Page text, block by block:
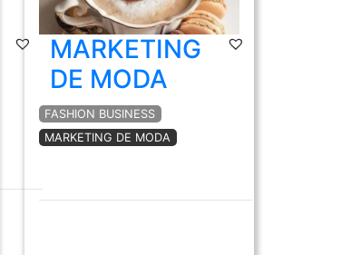
MARKETING
DE MODA
FASHION BUSINESS
MARKETING DE MODA